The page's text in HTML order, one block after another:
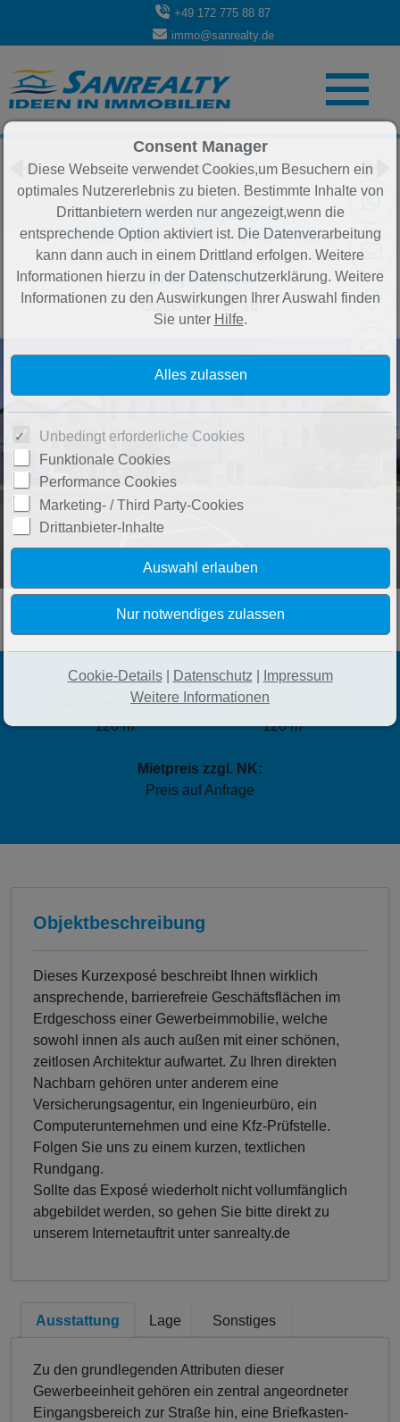
+49 172 775 88 87
immo@sanrealty.de
Objekt 57 von 84
Zurück zur Übersicht
BEREITS VERMIETET |
Königsbenden - Ihre repräsentative
Anschrift für Ihr Unternehmen im
Erdgeschoss
Objekt-Nr.: Ref_16
Gesamtfläche ca.:
120 m²
Hauptfläche ca.:
120 m²
Mietpreis zzgl. NK:
Preis auf Anfrage
Objektbeschreibung
Dieses Kurzexposé beschreibt Ihnen wirklich
ansprechende, barrierefreie Geschäftsflächen im
Erdgeschoss einer Gewerbeimmobilie, welche
sowohl innen als auch außen mit einer schönen,
zeitlosen Architektur aufwartet. Zu Ihren direkten
Nachbarn gehören unter anderem eine
Versicherungsagentur, ein Ingenieurbüro, ein
Computerunternehmen und eine Kfz-Prüfstelle.
Folgen Sie uns zu einem kurzen, textlichen
Rundgang.
Sollte das Exposé wiederholt nicht vollumfänglich
abgebildet werden, so gehen Sie bitte direkt zu
unserem Internetauftrit unter sanrealty.de
Ausstattung Lage Sonstiges
Zu den grundlegenden Attributen dieser
Gewerbeeinheit gehören ein zentral angeordneter
Eingangsbereich zur Straße hin, eine Briefkasten-
Consent Manager
Diese Webseite verwendet Cookies,um Besuchern ein
optimales Nutzererlebnis zu bieten. Bestimmte Inhalte von
Drittanbietern werden nur angezeigt,wenn die
entsprechende Option aktiviert ist. Die Datenverarbeitung
kann dann auch in einem Drittland erfolgen. Weitere
Informationen hierzu in der Datenschutzerklärung. Weitere
Informationen zu den Auswirkungen Ihrer Auswahl finden
Sie unter Hilfe.
Unbedingt erforderliche Cookies
Funktionale Cookies
Performance Cookies
Marketing- / Third Party-Cookies
Drittanbieter-Inhalte
Cookie-Details| Datenschutz
Impressum
Weitere Informationen